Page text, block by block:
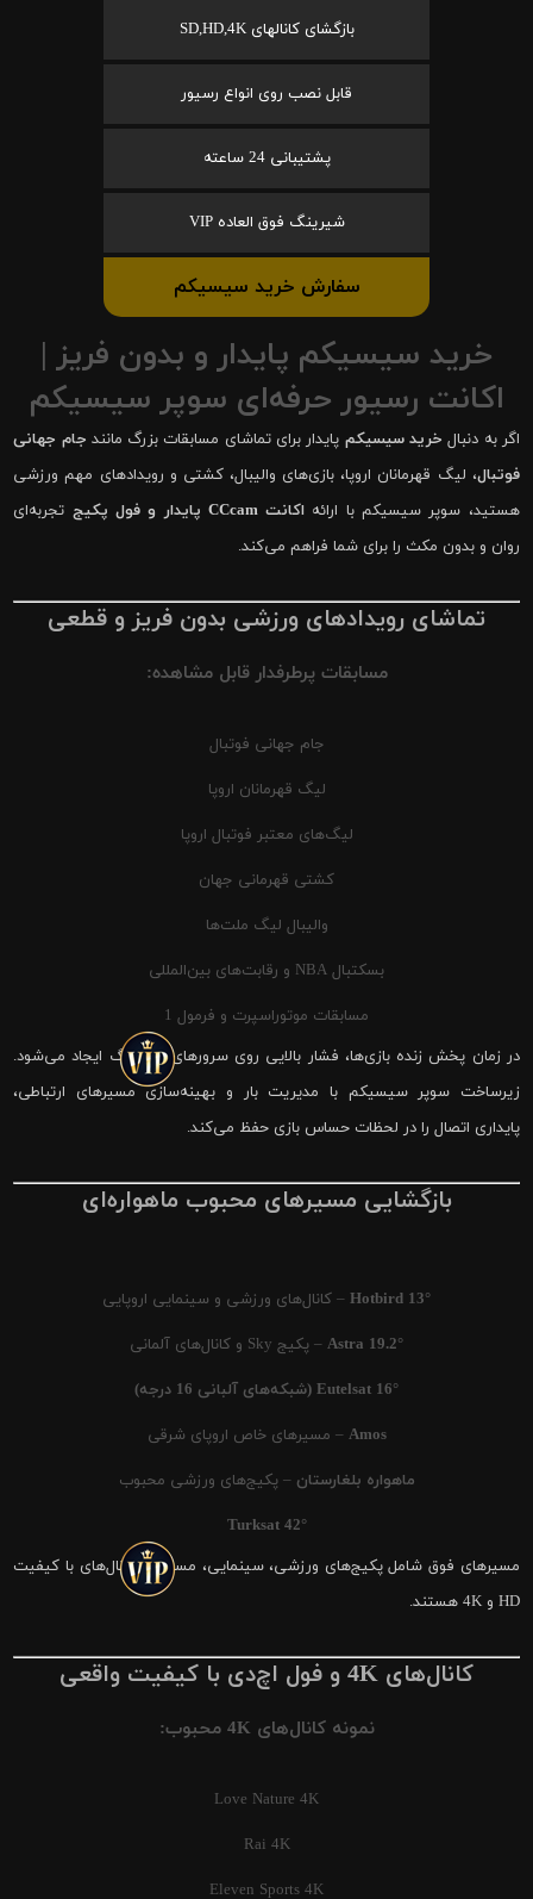
بازگشای کانالهای SD,HD,4K
قابل نصب روی انواع رسیور
پشتیبانی 24 ساعته
شیرینگ فوق العاده VIP
سفارش خرید سیسیکم
خرید سیسیکم پایدار و بدون فریز |
اکانت رسیور حرفه‌ای سوپر سیسیکم
اگر به دنبال خرید سیسیکم پایدار برای تماشای مسابقات بزرگ مانند جام جهانی
فوتبال، لیگ قهرمانان اروپا، بازی‌های والیبال، کشتی و رویدادهای مهم ورزشی
هستید، سوپر سیسیکم با ارائه اکانت CCcam پایدار و فول پکیج
تجربه‌ای
روان و بدون مکث را برای شما فراهم می‌کند.
تماشای رویدادهای ورزشی بدون فریز و قطعی
مسابقات پرطرفدار قابل مشاهده:
جام جهانی فوتبال
لیگ قهرمانان اروپا
لیگ‌های معتبر فوتبال اروپا
کشتی قهرمانی جهان
والیبال لیگ ملت‌ها
بسکتبال NBA و رقابت‌های بین‌المللی
مسابقات موتوراسپرت و فرمول 1
در زمان پخش زنده بازی‌ها، فشار بالایی روی سرورهای شیرینگ ایجاد می‌شود.
زیرساخت سوپر سیسیکم با مدیریت بار و بهینه‌سازی مسیرهای ارتباطی،
پایداری اتصال را در لحظات حساس بازی حفظ می‌کند.
بازگشایی مسیرهای محبوب ماهواره‌ای
Hotbird 13° – کانال‌های ورزشی و سینمایی اروپایی
Astra 19.2° – پکیج Sky و کانال‌های آلمانی
Eutelsat 16° (شبکه‌های آلبانی 16 درجه)
Amos – مسیرهای خاص اروپای شرقی
ماهواره بلغارستان – پکیج‌های ورزشی محبوب
Turksat 42°
مسیرهای فوق شامل پکیج‌های ورزشی، سینمایی، مستند و کانال‌های با کیفیت
HD و 4K هستند.
کانال‌های 4K و فول اچ‌دی با کیفیت واقعی
نمونه کانال‌های 4K محبوب:
Love Nature 4K
Rai 4K
Eleven Sports 4K